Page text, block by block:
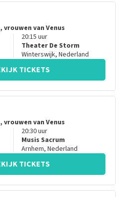
vrouwen van Venus
20:15 uur
Theater De Storm
Winterswijk, Nederland
TICKETS
vrouwen van Venus
20:30uur
Musis Sacrum
Arnhem, Nederland
TICKETS